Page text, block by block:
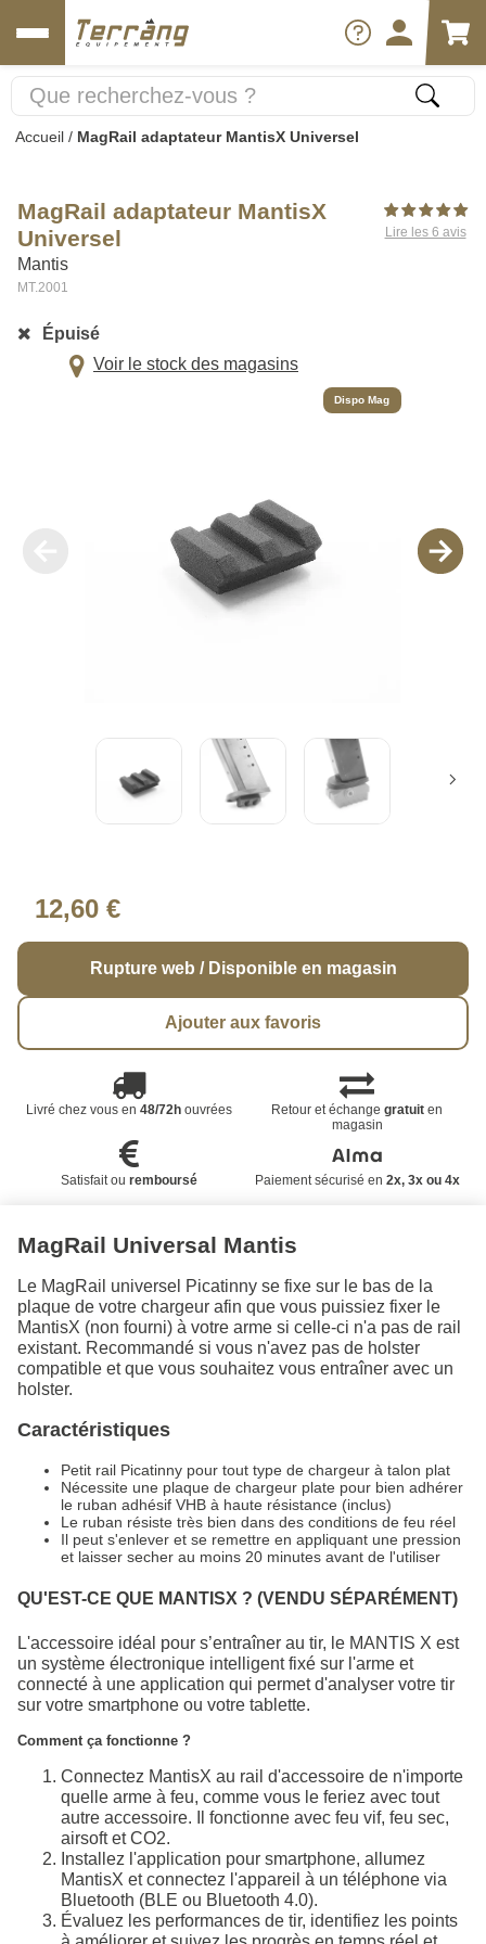
Accueil / MagRail adaptateur MantisX Universel
MagRail adaptateur MantisX
Universel
Mantis
MT.2001
Lire les 6 avis
Épuisé
Voir le stock des magasins
Dispo Mag
12,60 €
Rupture web / Disponible en magasin
Ajouter aux favoris
Livré chez vous en 48/72houvrées Retour et échangegratuit en
magasin
Satisfait ou remboursé Paiement sécurisé en 2x, 3x ou 4x
MagRail Universal Mantis
Le MagRail universel Picatinny se fixe sur le bas de la
plaque de votre chargeur afin que vous puissiez fixer le
MantisX (non fourni) à votre arme si celle-ci n'a pas de rail
existant. Recommandé si vous n'avez pas de holster
compatible et que vous souhaitez vous entraîner avec un
holster.
Caractéristiques
Petit rail Picatinny pour tout type de chargeur à talon plat
Nécessite une plaque de chargeur plate pour bien adhérer
le ruban adhésif VHB à haute résistance (inclus)
Le ruban résiste très bien dans des conditions de feu réel
Il peut s'enlever et se remettre en appliquant une pression
et laisser secher au moins 20 minutes avant de l'utiliser
QU'EST-CE QUE MANTISX ? (VENDU SÉPARÉMENT)
L'accessoire idéal pour s’entraîner au tir, le MANTIS X est
un système électronique intelligent fixé sur l'arme et
connecté à une application qui permet d'analyser votre tir
sur votre smartphone ou votre tablette.
Comment ça fonctionne ?
Connectez MantisX au rail d'accessoire de n'importe
quelle arme à feu, comme vous le feriez avec tout
autre accessoire. Il fonctionne avec feu vif, feu sec,
airsoft et CO2.
Installez l'application pour smartphone, allumez
MantisX et connectez l'appareil à un téléphone via
Bluetooth (BLE ou Bluetooth 4.0).
Évaluez les performances de tir, identifiez les points